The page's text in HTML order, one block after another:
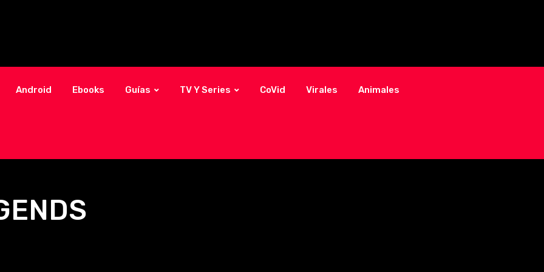
Android Ebooks Guías TV Y Series CoVid Virales Animales